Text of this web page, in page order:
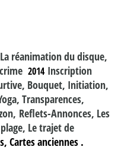
réanimation du disque,
2014Inscription
Bouquet, Initiation,
Transparences,
Reflets-Annonces, Les
Le trajet de
Cartes anciennes .